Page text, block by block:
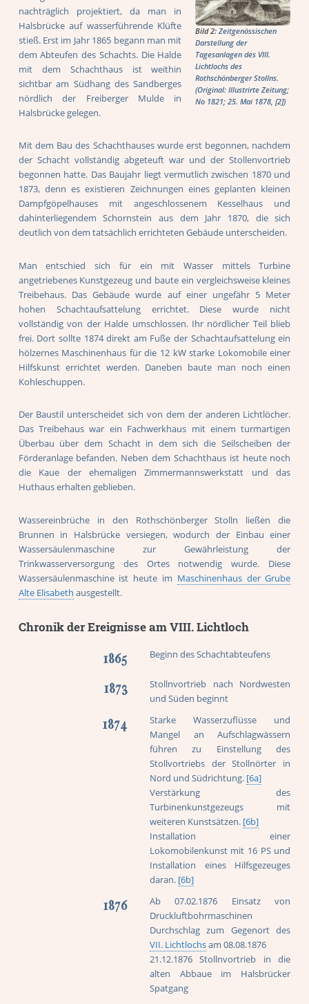
Bild 2:Zeitgenössischen
Darstellung der
Tagesanlagen des VIII.
Lichtlochs des
Rothschönberger Stollns.
(Original: Illustrirte Zeitung;
No 1821; 25. Mai 1878, [2])
nachträglich projektiert, da man in
Halsbrücke auf wasserführende Klüfte
stieß. Erst im Jahr 1865 begann man mit
dem Abteufen des Schachts. Die Halde
mit dem Schachthaus ist weithin
sichtbar am Südhang des Sandberges
nördlich der Freiberger Mulde in
Halsbrücke gelegen.
Mit dem Bau des Schachthauses wurde erst begonnen, nachdem
der Schacht vollständig abgeteuft war und der Stollenvortrieb
begonnen hatte. Das Baujahr liegt vermutlich zwischen 1870 und
1873, denn es existieren Zeichnungen eines geplanten kleinen
Dampfgöpelhauses mit angeschlossenem Kesselhaus und
dahinterliegendem Schornstein aus dem Jahr 1870, die sich
deutlich von dem tatsächlich errichteten Gebäude unterscheiden.
Man entschied sich für ein mit Wasser mittels Turbine
angetriebenes Kunstgezeug und baute ein vergleichsweise kleines
Treibehaus. Das Gebäude wurde auf einer ungefähr 5 Meter
hohen Schachtaufsattelung errichtet. Diese wurde nicht
vollständig von der Halde umschlossen. Ihr nördlicher Teil blieb
frei. Dort sollte 1874 direkt am Fuße der Schachtaufsattelung ein
hölzernes Maschinenhaus für die 12 kW starke Lokomobile einer
Hilfskunst errichtet werden. Daneben baute man noch einen
Kohleschuppen.
Der Baustil unterscheidet sich von dem der anderen Lichtlöcher.
Das Treibehaus war ein Fachwerkhaus mit einem turmartigen
Überbau über dem Schacht in dem sich die Seilscheiben der
Förderanlage befanden. Neben dem Schachthaus ist heute noch
die Kaue der ehemaligen Zimmermannswerkstatt und das
Huthaus erhalten geblieben.
Wassereinbrüche in den Rothschönberger Stolln ließen die
Brunnen in Halsbrücke versiegen, wodurch der Einbau einer
Wassersäulenmaschine zur Gewährleistung der
Trinkwasserversorgung des Ortes notwendig wurde. Diese
Wassersäulenmaschine ist heute im Maschinenhaus der Grube
Alte Elisabeth ausgestellt.
Chronik der Ereignisse am VIII. Lichtloch
1865 Beginn des Schachtabteufens
1873
Stollnvortrieb nach Nordwesten
und Süden beginnt
1874
Starke Wasserzuflüsse und
Mangel an Aufschlagwässern
führen zu Einstellung des
Stollvortriebs der Stollnörter in
Nord und Südrichtung. [6a]
Verstärkung des
Turbinenkunstgezeugs mit
weiteren Kunstsätzen. [6b]
Installation einer
Lokomobilenkunst mit 16 PS und
Installation eines Hilfsgezeuges
daran. [6b]
1876
Ab 07.02.1876 Einsatz von
Druckluftbohrmaschinen
Durchschlag zum Gegenort des
VII. Lichtlochsam 08.08.1876
21.12.1876 Stollnvortrieb in die
alten Abbaue im Halsbrücker
Spatgang